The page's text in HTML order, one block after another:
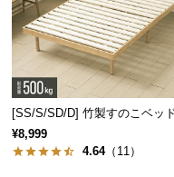
ビ
ス
に
い
て
搬
家具づくりの長い歴
場にて丁寧に作り上
[SS/S/SD/D] 竹製すのこベッ
¥8,999
4.64（11）